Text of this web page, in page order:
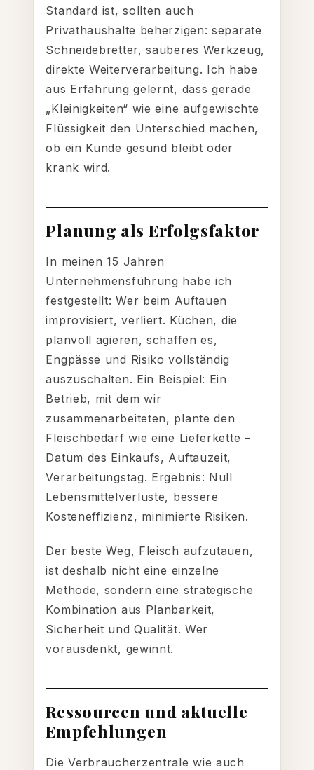
Standard ist, sollten auch
Privathaushalte beherzigen: separate
Schneidebretter, sauberes Werkzeug,
direkte Weiterverarbeitung. Ich habe
aus Erfahrung gelernt, dass gerade
„Kleinigkeiten“ wie eine aufgewischte
Flüssigkeit den Unterschied machen,
ob ein Kunde gesund bleibt oder
krank wird.
Planung als Erfolgsfaktor
In meinen 15 Jahren
Unternehmensführung habe ich
festgestellt: Wer beim Auftauen
improvisiert, verliert. Küchen, die
planvoll agieren, schaffen es,
Engpässe und Risiko vollständig
auszuschalten. Ein Beispiel: Ein
Betrieb, mit dem wir
zusammenarbeiteten, plante den
Fleischbedarf wie eine Lieferkette –
Datum des Einkaufs, Auftauzeit,
Verarbeitungstag. Ergebnis: Null
Lebensmittelverluste, bessere
Kosteneffizienz, minimierte Risiken.
Der beste Weg, Fleisch aufzutauen,
ist deshalb nicht eine einzelne
Methode, sondern eine strategische
Kombination aus Planbarkeit,
Sicherheit und Qualität. Wer
vorausdenkt, gewinnt.
Ressourcen und aktuelle
Empfehlungen
Die Verbraucherzentrale wie auch